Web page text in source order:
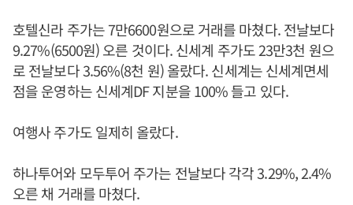
호텔신라 주가는 7만6600원으로 거래를 마쳤다. 전날보다
9.27%(6500원) 오른 것이다. 신세계 주가도 23만3천 원으
로 전날보다 3.56%(8천 원) 올랐다. 신세계는 신세계면세
점을 운영하는 신세계DF 지분을 100% 들고 있다.
여행사 주가도 일제히 올랐다.
하나투어와 모두투어 주가는 전날보다 각각 3.29%, 2.4%
오른 채 거래를 마쳤다.